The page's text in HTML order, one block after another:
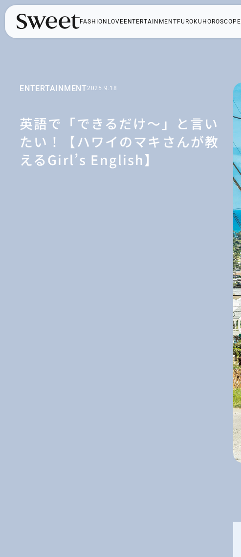
FASHION LOVE ENTERTAINMENT FUROKU HOROSCOPE
ENTERTAINMENT2025.9.18
英語で「できるだけ～」と言い
たい！【ハワイのマキさんが教
えるGirl’s English】